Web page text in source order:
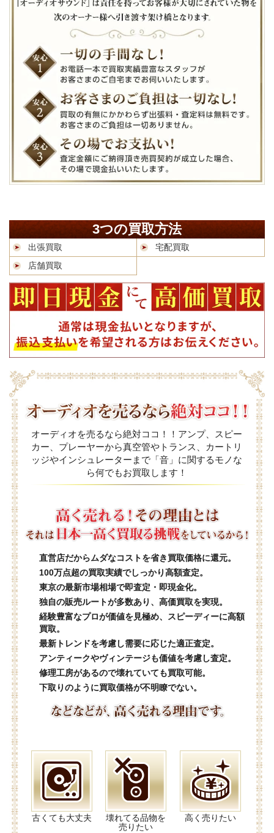
3つの買取方法
出張買取
宅配買取
店舗買取
オーディオを売るなら絶対ココ！！アンプ、スピー
カー、プレーヤーから真空管やトランス、カートリ
ッジやインシュレーターまで「音」に関するモノな
ら何でもお買取します！
直営店だからムダなコストを省き買取価格に還元。
100万点超の買取実績でしっかり高額査定。
東京の最新市場相場で即査定・即現金化。
独自の販売ルートが多数あり、高価買取を実現。
経験豊富なプロが価値を見極め、スピーディーに高額
買取。
最新トレンドを考慮し需要に応じた適正査定。
アンティークやヴィンテージも価値を考慮し査定。
修理工房があるので壊れていても買取可能。
下取りのように買取価格が不明瞭でない。
古くても大丈夫
壊れてる品物を
売りたい
高く売りたい